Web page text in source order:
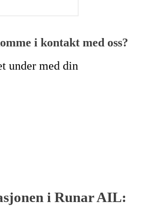
i kontakt med oss?
under med din
i Runar AIL: